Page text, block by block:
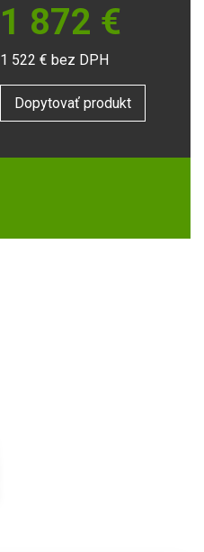
1 872 €
1 522 € bez DPH
Dopytovať produkt